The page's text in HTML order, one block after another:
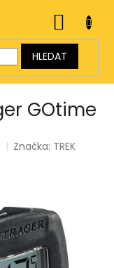
HLEDAT
KOŠÍK
GOtime
Značka: TREK